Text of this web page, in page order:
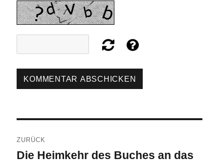
ZURÜCK
Vorheriger
Die Heimkehr des Buches an das